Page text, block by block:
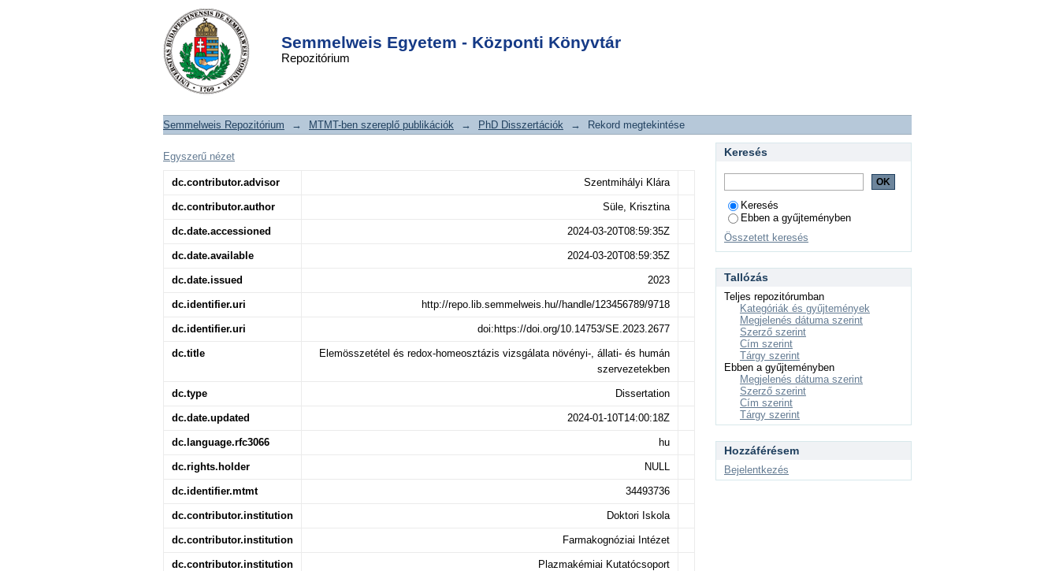
Semmelweis Egyetem - Központi Könyvtár
Repozitórium
Elemösszetétel és redox-homeosztázis
vizsgálata növényi-, állati- és humán
szervezetekben
DSpace/Manakin Repository
Semmelweis Repozitórium → MTMT-ben szereplő publikációk → PhD Disszertációk → Rekord megtekintése
Egyszerű nézet
dc.contributor.advisor Szentmihályi Klára
dc.contributor.author Süle, Krisztina
dc.date.accessioned 2024-03-20T08:59:35Z
dc.date.available 2024-03-20T08:59:35Z
dc.date.issued 2023
dc.identifier.uri http://repo.lib.semmelweis.hu//handle/123456789/9718
dc.identifier.uri doi:https://doi.org/10.14753/SE.2023.2677
dc.title
Elemösszetétel és redox-homeosztázis vizsgálata növényi-, állati- és humán
szervezetekben
dc.type Dissertation
dc.date.updated 2024-01-10T14:00:18Z
dc.language.rfc3066 hu
dc.rights.holder NULL
dc.identifier.mtmt 34493736
dc.contributor.institution Doktori Iskola
dc.contributor.institution Farmakognóziai Intézet
dc.contributor.institution Plazmakémiai Kutatócsoport
Keresés
Keresés
Ebben a gyűjteményben
Összetett keresés
Tallózás
Teljes repozitórumban
Kategóriák és gyűjtemények
Megjelenés dátuma szerint
Szerző szerint
Cím szerint
Tárgy szerint
Ebben a gyűjteményben
Megjelenés dátuma szerint
Szerző szerint
Cím szerint
Tárgy szerint
Hozzáférésem
Bejelentkezés